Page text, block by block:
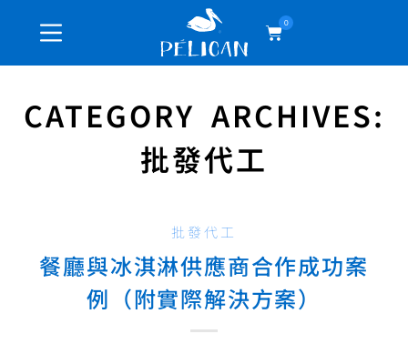
0
CATEGORY ARCHIVES:
批發代工
批發代工
餐廳與冰淇淋供應商合作成功案
例（附實際解決方案）